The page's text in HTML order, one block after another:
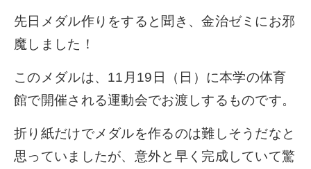
先日メダル作りをすると聞き、金治ゼミにお邪
魔しました！
このメダルは、11月19日（日）に本学の体育
館で開催される運動会でお渡しするものです。
折り紙だけでメダルを作るのは難しそうだなと
思っていましたが、意外と早く完成していて驚